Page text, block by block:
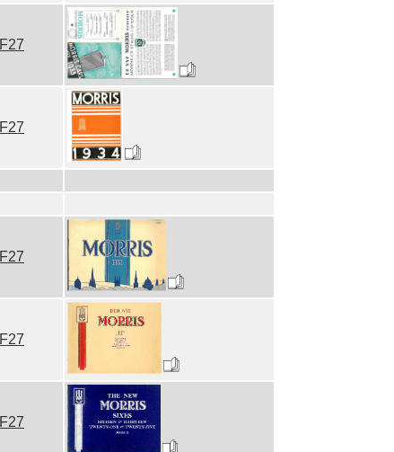
F27
F27
F27
F27
F27